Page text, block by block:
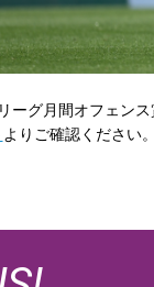
ーグ月間オフェン
よりご確認ください。